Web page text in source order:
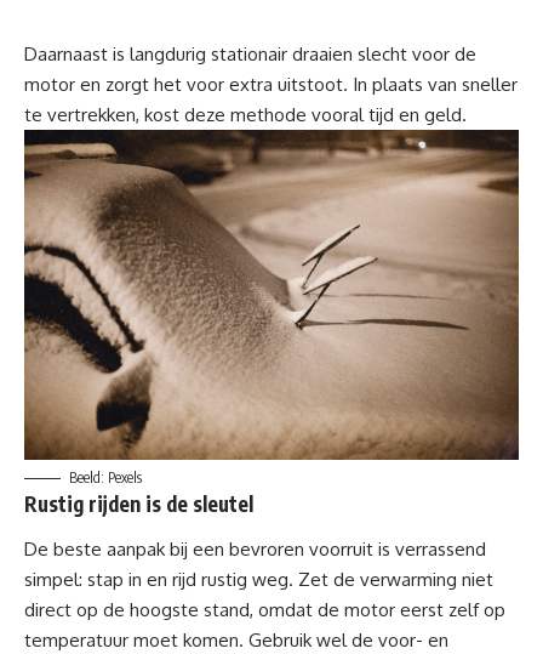
Daarnaast is langdurig stationair draaien slecht voor de
motor en zorgt het voor extra uitstoot. In plaats van sneller
te vertrekken, kost deze methode vooral tijd en geld.
Beeld: Pexels
Rustig rijden is de sleutel
De beste aanpak bij een bevroren voorruit is verrassend
simpel: stap in en rijd rustig weg. Zet de verwarming niet
direct op de hoogste stand, omdat de motor eerst zelf op
temperatuur moet komen. Gebruik wel de voor- en